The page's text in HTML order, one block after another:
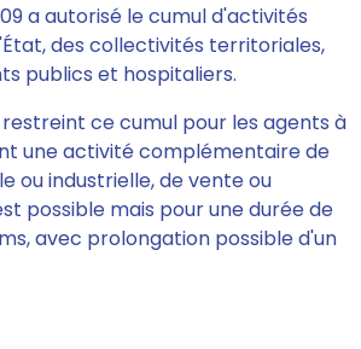
a autorisé le cumul d'activités
des collectivités territoriales,
publics et hospitaliers.
ce cumul pour les agents à
une activité complémentaire de
ou industrielle, de vente ou
possible mais pour une durée de
avec prolongation possible d'un